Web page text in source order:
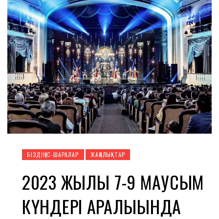
БІЗДІҢ ІС-ШАРАЛАР ЖАҢАЛЫҚТАР
2023 ЖЫЛҒЫ 7-9 МАУСЫМ
КҮНДЕРІ АРАЛЫҒЫНДА